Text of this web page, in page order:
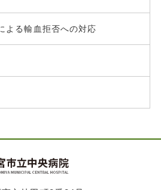
よる輸血拒否への対応